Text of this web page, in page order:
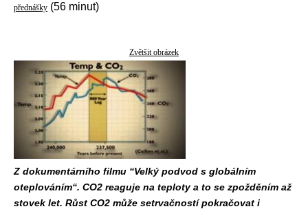
přednášky (56 minut)
Zvětšit obrázek
Z dokumentárního filmu “Velký podvod s globálním
oteplováním“. CO2 reaguje na teploty a to se zpožděním až
stovek let. Růst CO2 může setrvačností pokračovat i